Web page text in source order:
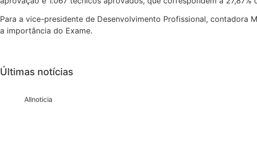
Para a vice-presidente de Desenvolvimento Profissional, contadora
a importância do Exame.
Últimas notícias
Allnoticia